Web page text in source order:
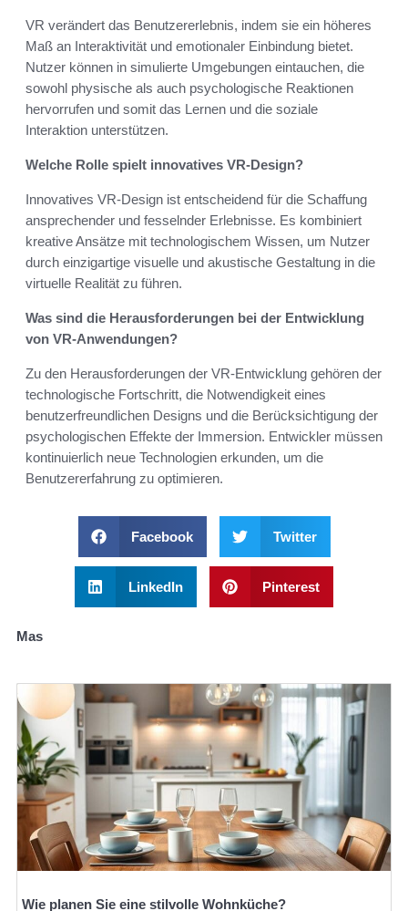
VR verändert das Benutzererlebnis, indem sie ein höheres
Maß an Interaktivität und emotionaler Einbindung bietet.
Nutzer können in simulierte Umgebungen eintauchen, die
sowohl physische als auch psychologische Reaktionen
hervorrufen und somit das Lernen und die soziale
Interaktion unterstützen.
Welche Rolle spielt innovatives VR-Design?
Innovatives VR-Design ist entscheidend für die Schaffung
ansprechender und fesselnder Erlebnisse. Es kombiniert
kreative Ansätze mit technologischem Wissen, um Nutzer
durch einzigartige visuelle und akustische Gestaltung in die
virtuelle Realität zu führen.
Was sind die Herausforderungen bei der Entwicklung
von VR-Anwendungen?
Zu den Herausforderungen der VR-Entwicklung gehören der
technologische Fortschritt, die Notwendigkeit eines
benutzerfreundlichen Designs und die Berücksichtigung der
psychologischen Effekte der Immersion. Entwickler müssen
kontinuierlich neue Technologien erkunden, um die
Benutzererfahrung zu optimieren.
Facebook Twitter
LinkedIn Pinterest
Mas
Wie planen Sie eine stilvolle Wohnküche?